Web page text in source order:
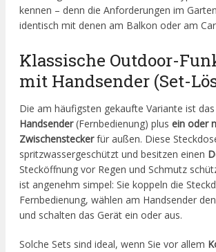
kennen – denn die Anforderungen im
identisch mit denen am Balkon oder am
Klassische Outdoor-
mit Handsender (Set-
Die am häufigsten gekaufte Variante ist das
Handsender(Fernbedienung) plus ein oder
Zwischensteckerfür außen. Diese
spritzwassergeschützt und besitzen einen
Stecköffnung vor Regen und Schmutz
ist angenehm simpel: Sie koppeln die
Fernbedienung, wählen am Handsender
und schalten das Gerät ein oder aus.
Solche Sets sind ideal, wenn Sie vor allem